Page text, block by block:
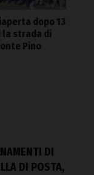
dopo 13
la strada di
Pino
DI
DI POSTA,